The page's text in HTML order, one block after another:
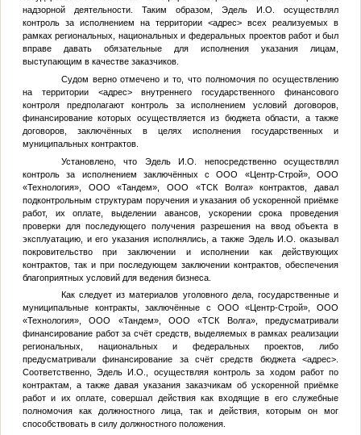
надзорной деятельности. Таким образом, Эдель И.О. осуществлял
контроль за исполнением на территории<адрес> всех реализуемых в
рамках региональных, национальных и федеральных проектов работ и был
вправе давать обязательные для исполнения указания лицам,
выступающим в качестве заказчиков.
Судом верно отмечено и то, что полномочия по осуществлению
на территории <адрес>внутреннего государственного финансового
контроля предполагают контроль за исполнением условий договоров,
финансирование которых осуществляется из бюджета области, а также
договоров, заключённых в целях исполнения государственных и
муниципальных контрактов.
Установлено, что Эдель И.О. непосредственно осуществлял
контроль за исполнением заключённых с ООО «Центр-Строй», ООО
«Технология», ООО «Тандем», ООО «ТСК Волга» контрактов, давал
подконтрольным структурам поручения и указания об ускоренной приёмке
работ, их оплате, выделении авансов, ускорении срока проведения
проверки для последующего получения разрешения на ввод объекта в
эксплуатацию, и его указания исполнялись, а также Эдель И.О. оказывал
покровительство при заключении и исполнении как действующих
контрактов, так и при последующем заключении контрактов, обеспечения
благоприятных условий для ведения бизнеса.
Как следует из материалов уголовного дела, государственные и
муниципальные контракты, заключённые с ООО «Центр-Строй», ООО
«Технология», ООО «Тандем», ООО «ТСК Волга», предусматривали
финансирование работ за счёт средств, выделяемых в рамках реализации
региональных, национальных и федеральных проектов, либо
предусматривали финансирование за счёт средств бюджета<адрес>
Соответственно, Эдель И.О., осуществляя контроль за ходом работ по
контрактам, а также давая указания заказчикам об ускоренной приёмке
работ и их оплате, совершал действия как входящие в его служебные
полномочия как должностного лица, так и действия, которым он мог
способствовать в силу должностного положения.